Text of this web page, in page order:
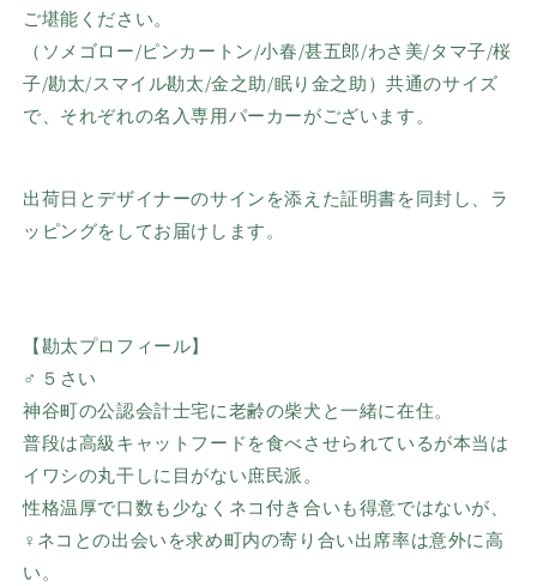
ご堪能ください。
（ソメゴロー/ピンカートン/小春/甚五郎/わさ美/タマ子/桜
子/勘太/スマイル勘太/金之助/眠り金之助）共通のサイズ
で、それぞれの名入専用パーカーがございます。
出荷日とデザイナーのサインを添えた証明書を同封し、ラ
ッピングをしてお届けします。
【勘太プロフィール】
♂ ５さい
神谷町の公認会計士宅に老齢の柴犬と一緒に在住。
普段は高級キャットフードを食べさせられているが本当は
イワシの丸干しに目がない庶民派。
性格温厚で口数も少なくネコ付き合いも得意ではないが、
♀ネコとの出会いを求め町内の寄り合い出席率は意外に高
い。